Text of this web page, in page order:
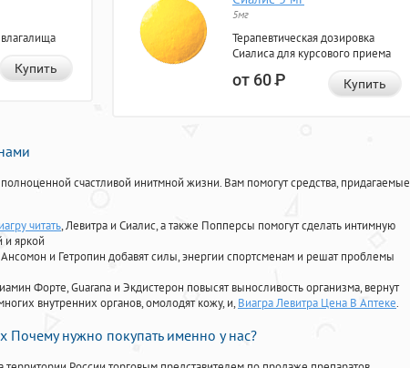
Купить
5мг
Терапевтическая дозировка
Сиалиса для курсового приема
от 60Р Купить
счастливой инитмной жизни. Вам помогут средства, придагаемые
читать, Левитра и Сиалис, а также Попперсы помогут сделать интимную
яркой
и Гетропин добавят силы, энергии спортсменам и решат проблемы
Форте, Guarana и Экдистерон повысят выносливость организма, вернут
внутренних органов, омолодят кожу, и, Виагра Левитра Цена В Аптеке.
нужно покупать именно у нас?